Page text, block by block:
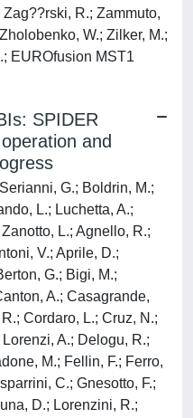
R.; Zammuto,
W.; Zilker, M.;
EUROfusion MST1
SPIDER
and
G.; Boldrin, M.;
L.; Luchetta, A.;
L.; Agnello, R.;
V.; Aprile, D.;
G.; Bigi, M.;
A.; Casagrande,
Cordaro, L.; Cruz, N.;
A.; Delogu, R.;
M.; Fellin, F.; Ferro,
C.; Gnesotto, F.;
D.; Lorenzini, R.;